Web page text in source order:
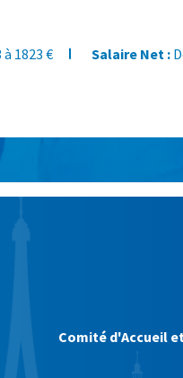
à 1823 € Salaire Net :
Comité d'Accueil